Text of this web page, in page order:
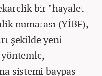
bir "hayalet
numarası (YİBF),
şekilde yeni
sistemi baypas